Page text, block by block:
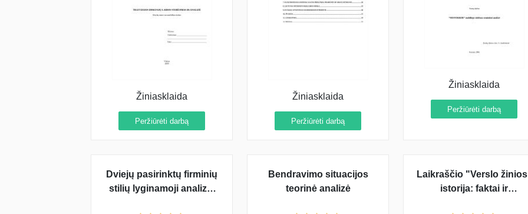
Žiniasklaida
Peržiūrėti darbą
Žiniasklaida
Peržiūrėti darbą
Žiniasklaida
Peržiūrėti darbą
Dviejų pasirinktų firminių
stilių lyginamoji analizė:
Bendravimo situacijos
teorinė analizė
Laikraščio "Verslo
istorija: faktai ir